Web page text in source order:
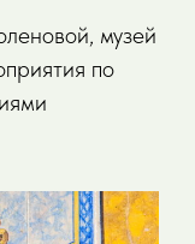
музей
по